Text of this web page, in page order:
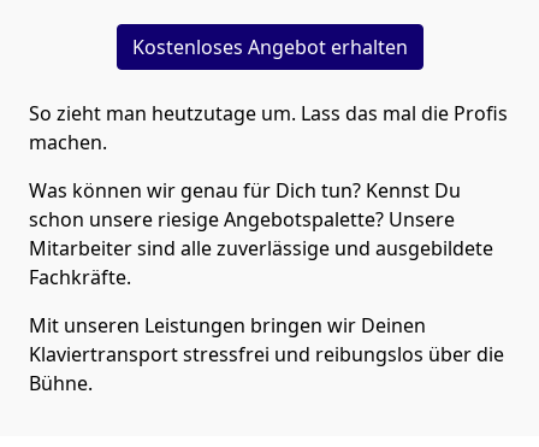
Kostenloses Angebot erhalten
So zieht man heutzutage um. Lass das mal die Profis
machen.
Was können wir genau für Dich tun? Kennst Du
schon unsere riesige Angebotspalette? Unsere
Mitarbeiter sind alle zuverlässige und ausgebildete
Fachkräfte.
Mit unseren Leistungen bringen wir Deinen
Klaviertransport stressfrei und reibungslos über die
Bühne.